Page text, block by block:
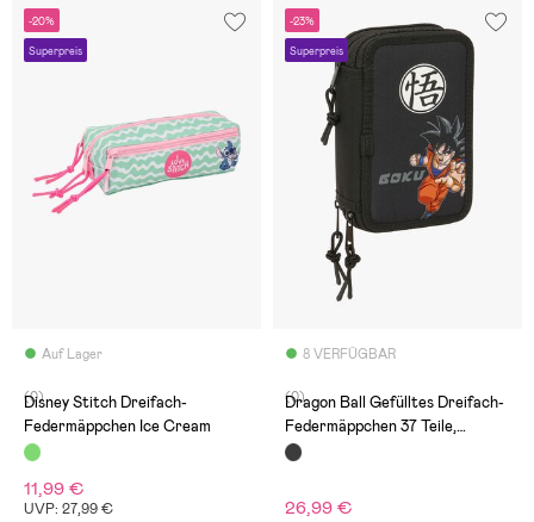
-20%
Superpreis
Auf Lager
(0)
Disney Stitch Dreifach-
Federmäppchen Ice Cream
11,99 €
UVP: 27,99 €
-23%
Superpreis
8 VERFÜGBAR
(0)
Dragon Ball Gefülltes Dreifach-
Federmäppchen 37 Teile,
Schwarz
26,99 €